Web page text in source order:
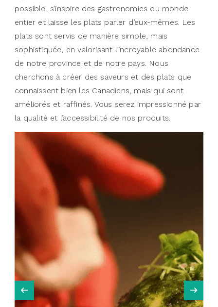
possible, s’inspire des gastronomies du monde
entier et laisse les plats parler d’eux-mêmes. Les
plats sont servis de manière simple, mais
sophistiquée, en valorisant l’incroyable abondance
de notre province et de notre pays. Nous
cherchons à créer des saveurs et des plats que
connaissent bien les Canadiens, mais qui sont
améliorés et raffinés. Vous serez impressionné par
la qualité et l’accessibilité de nos produits.